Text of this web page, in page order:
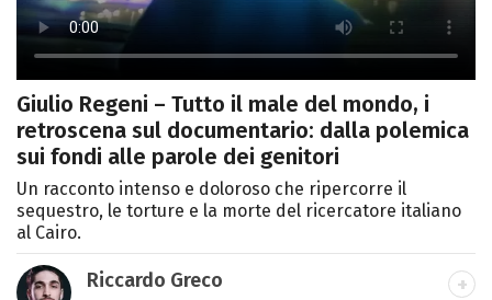
Giulio Regeni – Tutto il male del mondo, i
retroscena sul documentario: dalla polemica
sui fondi alle parole dei genitori
Un racconto intenso e doloroso che ripercorre il
sequestro, le torture e la morte del ricercatore italiano
al Cairo.
Riccardo Greco